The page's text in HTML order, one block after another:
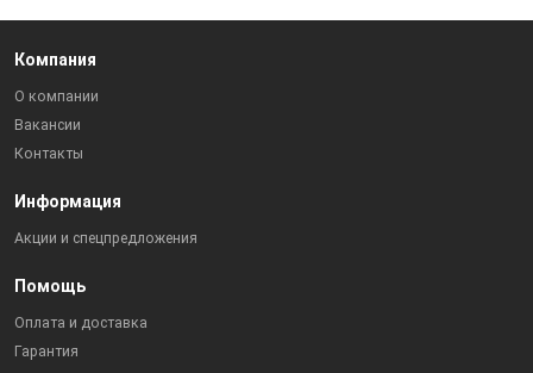
Компания
О компании
Вакансии
Контакты
Информация
Акции и спецпредложения
Помощь
Оплата и доставка
Гарантия